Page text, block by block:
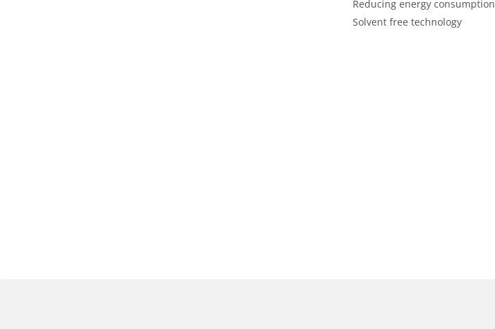
Reducing energy consumption
Solvent free technology